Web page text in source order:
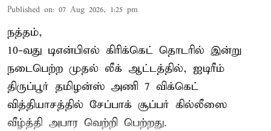
Published on: 07 Aug 2026, 1:25 pm
நத்தம்,
10-வது டிஎன்பிஎல் கிரிக்கெட் தொடரில் இன்று
நடைபெற்ற முதல் லீக் ஆட்டத்தில், ஐடிரீம்
திருப்பூர் தமிழன்ஸ் அணி 7 விக்கெட்
வித்தியாசத்தில் சேப்பாக் சூப்பர் கில்லீஸை
வீழ்த்தி அபார வெற்றி பெற்றது.